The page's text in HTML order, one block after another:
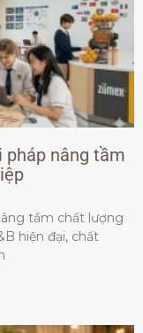
pháp nâng tầm
tầm chất lượng
hiện đại, chất